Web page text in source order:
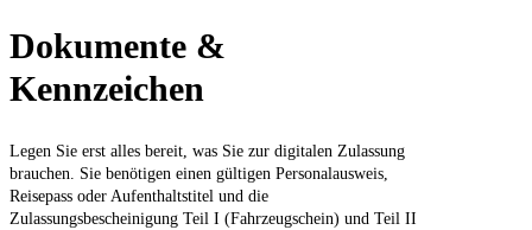
Dokumente &
Kennzeichen
Legen Sie erst alles bereit, was Sie zur digitalen Zulassung
brauchen. Sie benötigen einen gültigen Personalausweis,
Reisepass oder Aufenthaltstitel und die
Zulassungsbescheinigung Teil I (Fahrzeugschein) und Teil II